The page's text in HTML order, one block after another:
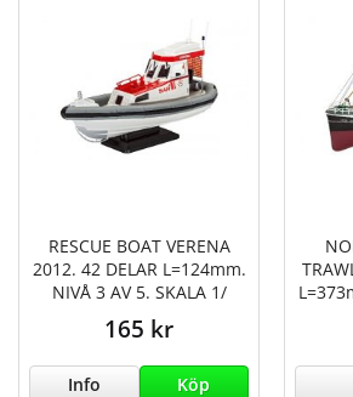
RESCUE BOAT VERENA
2012. 42 DELAR L=124mm.
NIVÅ 3 AV 5. SKALA 1/
165 kr
Info Köp